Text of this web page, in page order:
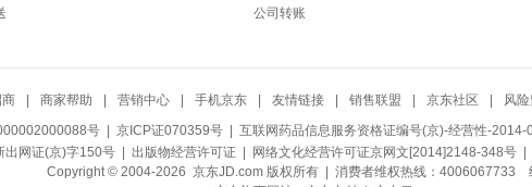
公司转账
商家帮助 营销中心 手机京东 友情链接 销售联盟 京东社区 风险
号 | 京ICP证070359号 | 互联网药品信息服务资格证编号(京)-经营性-2014-
出网证(京)字150号 | 出版物经营许可证| 网络文化经营许可证京网文[2014]2148-348号|
Copyright © 2004-2026 京东JD.com 版权所有 | 消费者维权热线：4006067733